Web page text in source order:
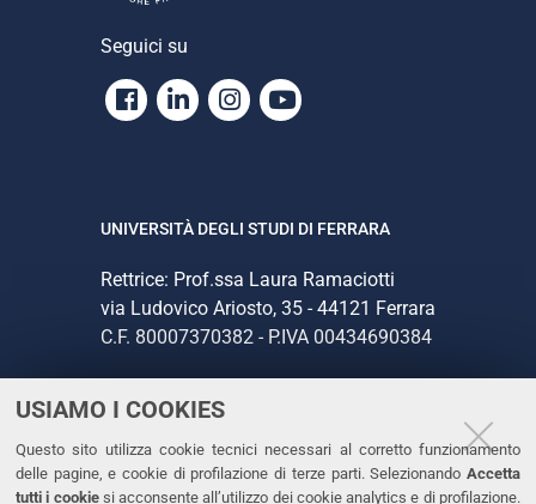
USIAMO I COOKIES
Questo sito utilizza cookie tecnici necessari al corretto funzionamento
delle pagine, e cookie di profilazione di terze parti. Selezionando Accetta
tutti i cookiesi acconsente all’utilizzo dei cookie analytics e di profilazione.
Seguici su
Facebook
LinkedinInstagram
Youtube
UNIVERSITÀ DEGLI STUDI DI FERRARA
Rettrice: Prof.ssa Laura Ramaciotti
via Ludovico Ariosto, 35 - 44121 Ferrara
C.F. 80007370382 - P.IVA 00434690384
CONTATTI
Tel. +39 0532 293111
Fax. +39 0532 293031